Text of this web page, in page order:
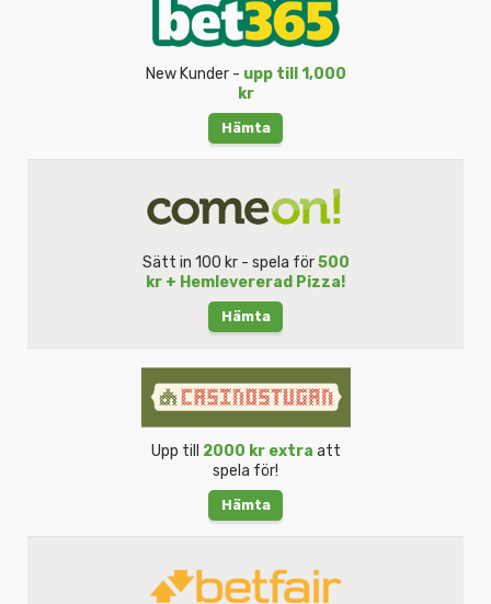
New Kunder - upp till 1,000
kr
Hämta
Sätt in 100 kr - spela för500
kr + Hemlevererad Pizza!
Hämta
Upp till 2000 kr extra att
spela för!
Hämta